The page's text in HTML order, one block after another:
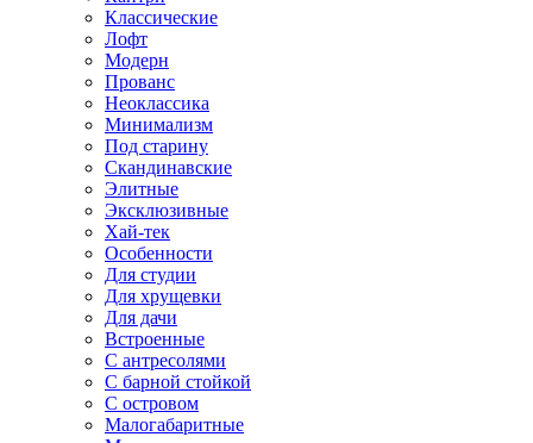
Классические
Лофт
Модерн
Прованс
Неоклассика
Минимализм
Под старину
Скандинавские
Элитные
Эксклюзивные
Хай-тек
Особенности
Для студии
Для хрущевки
Для дачи
Встроенные
С антресолями
С барной стойкой
С островом
Малогабаритные